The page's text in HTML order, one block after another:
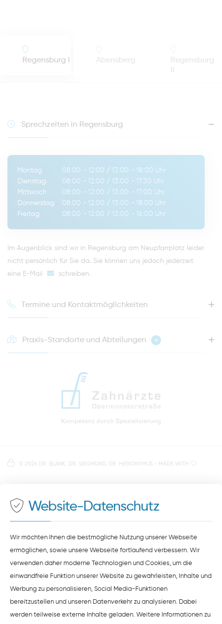
Regensburg I Abensberg
Regensburg
Sprechzeiten in Regensburg
Montag 08:00 - 12:00 / 13:00 - 18:00 Uhr
Dienstag
08:00 - 12:00 / 13:00 - 17:30 Uhr
Mittwoch
08:00 - 12:00 / 13:00 - 17:00 Uhr
Donnerstag
08:00 - 12:00 / 13:00 - 18:00 Uhr
Freitag
08:00 - 12:00 / 13:00 - 16:00 Uhr
Im Augenblick sind wir in Regensburg am Neupfarrplatz leider
nicht persönlich für Sie da. Sie können uns jedoch jederzeit
eine E-Mail
schreiben.
Termine und Kontaktmöglichkeiten
info@zahnaerzte-in-regensburg.de
Praxis-Standorte und Abteilungen 4
zustimmen.
ZUSTIMMEN
HINWEISE ZUM DATENSCHUTZ
© 2026 DR. BLANK, DR. SIEGMUND, DR. HIERONYMUS - MADE WITH
Website-Datenschutz
Wir möchten Ihnen die bestmögliche Nutzung unserer Webseite
ermöglichen, sowie unsere Webseite fortlaufend verbessern. Wir
verwenden daher moderne Technologien und Cookies, um die
einwandfreie Funktion unserer Website zu gewährleisten, Inhalte und
Werbung zu personalisieren, Social Media-Funktionen
bereitzustellen und unseren Datenverkehr zu analysieren. Dabei
werden teilweise externe Inhalte geladen. Weitere Informationen zu